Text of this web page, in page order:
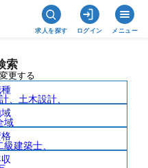
求人を探す ログイン メニュー
索
更する
、土木設計、
域
建築士、
の求人検索結果一